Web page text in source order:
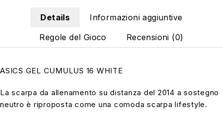
Details
Informazioni aggiuntive
Regole del Gioco
Recensioni (0)
ASICS GEL CUMULUS 16 WHITE
La scarpa da allenamento su distanza del 2014 a sostegno
neutro è riproposta come una comoda scarpa lifestyle.